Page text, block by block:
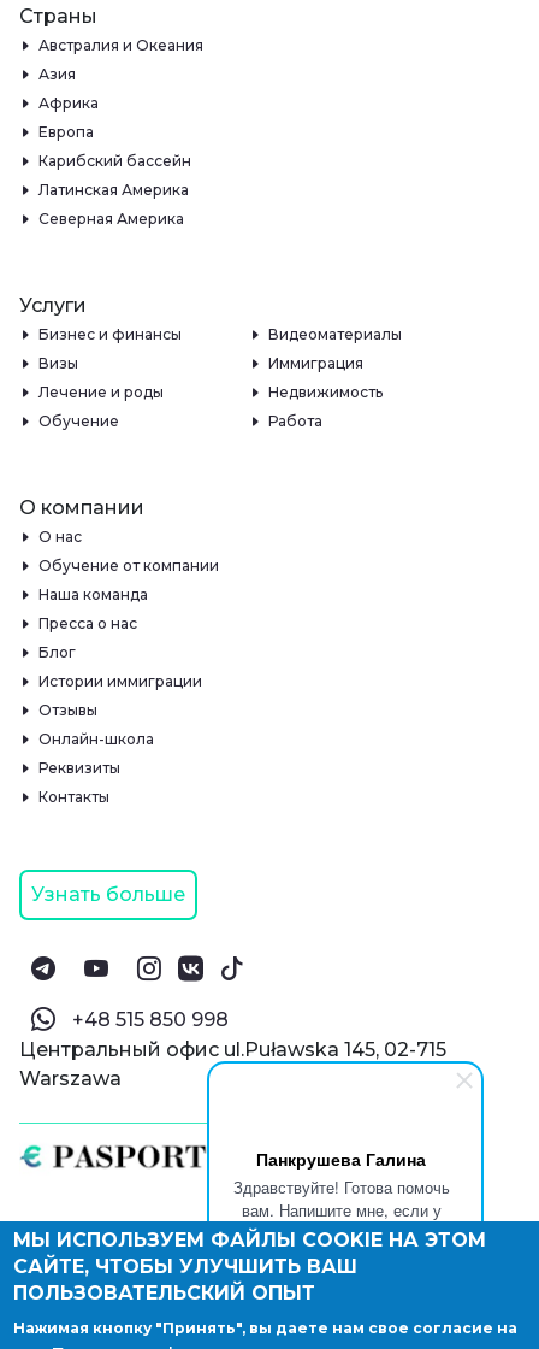
Панкрушева Галина
Здравствуйте! Готова помочь
вам. Напишите мне, если у
вас появятся вопросы.
© Паспорт Онлайн 2019—2026
Политика конфиденциальности
Оферта и конфиденциальность:РФ
Правовые документы
Страны
Австралия и Океания
Азия
Африка
Европа
Карибский бассейн
Латинская Америка
Северная Америка
Услуги
Бизнес и финансы
Видеоматериалы
Визы
Иммиграция
Лечение и роды
Недвижимость
Обучение
Работа
О компании
О нас
Обучение от компании
Наша команда
Пресса о нас
Блог
Истории иммиграции
Отзывы
Онлайн-школа
Реквизиты
Контакты
Узнать больше
‪+48 515 850 998‬
Центральный офис ul.Puławska 145, 02-715
Warszawa
МЫ ИСПОЛЬЗУЕМ ФАЙЛЫ COOKIE НА ЭТОМ
САЙТЕ, ЧТОБЫ УЛУЧШИТЬ ВАШ
ПОЛЬЗОВАТЕЛЬСКИЙ ОПЫТ
Нажимая кнопку "Принять", вы даете нам свое согласие на